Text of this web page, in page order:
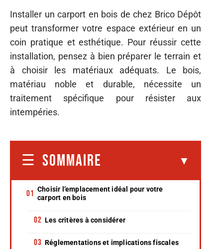
Installer un carport en bois de chez Brico Dépôt
peut transformer votre espace extérieur en un
coin pratique et esthétique. Pour réussir cette
installation, pensez à bien préparer le terrain et
à choisir les matériaux adéquats. Le bois,
matériau noble et durable, nécessite un
traitement spécifique pour résister aux
intempéries.
SOMMAIRE
Choisir l’emplacement idéal pour votre
carport en bois
Les critères à considérer
Réglementations et implications fiscales